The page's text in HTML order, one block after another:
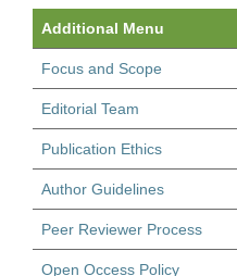
Additional Menu
Focus and Scope
Editorial Team
Publication Ethics
Author Guidelines
Peer Reviewer Process
Open Occess Policy